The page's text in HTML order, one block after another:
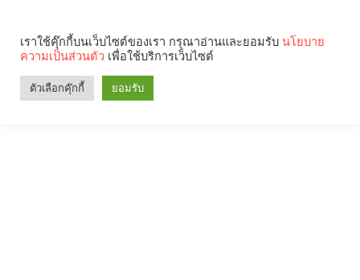
เราใช้คุ๊กกี้บนเว็บไซต์ของเรา กรุณาอ่านและยอมรับ นโยบาย
ความเป็นส่วนตัว เพื่อใช้บริการเว็บไซต์
ตัวเลือกคุ๊กกี้ ยอมรับ